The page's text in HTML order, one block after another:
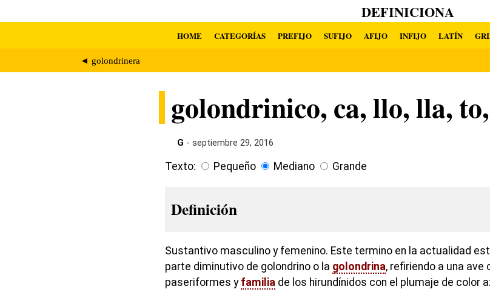
DEFINICIONA
HOME CATEGORÍAS PREFIJO SUFIJO AFIJO INFIJO LATÍN
◄ golondrinera
golondrinico, ca, llo, lla,
G - septiembre 29, 2016
Texto: Pequeño Mediano Grande
Definición
Sustantivo masculino y femenino. Este termino en la actualidad
parte diminutivo de golondrino o la golondrina, refiriendo a una
paseriformes y familia de los hirundínidos con el plumaje de color